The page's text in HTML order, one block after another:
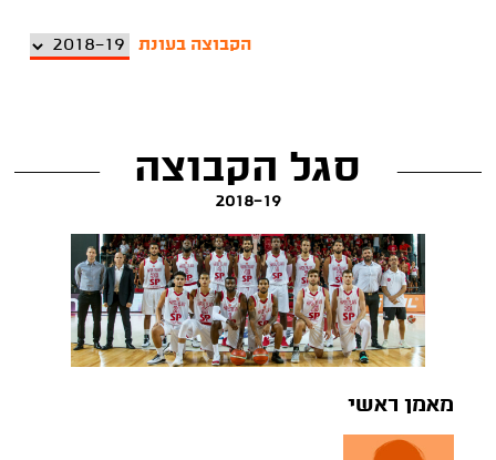
הקבוצה בעונת
סגל הקבוצה
2018-19
מאמן ראשי